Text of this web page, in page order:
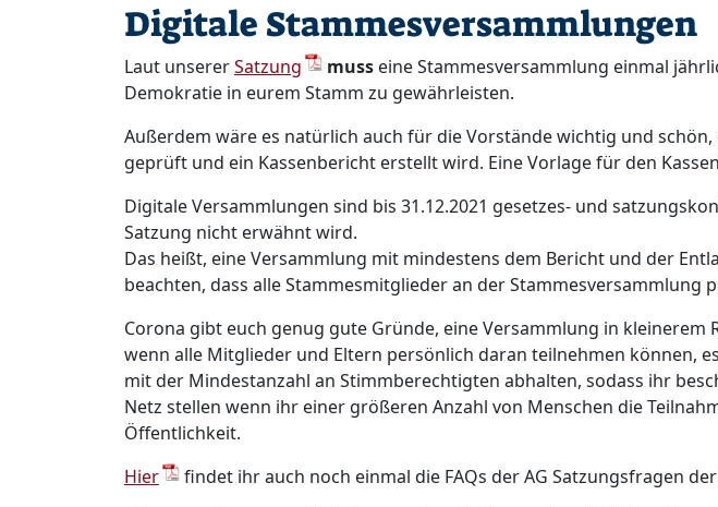
Digitale Stammesversammlungen
Laut unsererSatzung muss eine Stammesversammlung einmal
Demokratie in eurem Stamm zu gewährleisten.
Außerdem wäre es natürlich auch für die Vorstände wichtig und
geprüft und ein Kassenbericht erstellt wird. Eine Vorlage für den
Digitale Versammlungen sind bis 31.12.2021 gesetzes- und
Satzung nicht erwähnt wird.​
Das heißt, eine Versammlung mit mindestens dem Bericht und der
beachten, dass alle Stammesmitglieder an der
Corona gibt euch genug gute Gründe, eine Versammlung in
wenn alle Mitglieder und Eltern persönlich daran teilnehmen können,
mit der Mindestanzahl an Stimmberechtigten abhalten, sodass ihr
Netz stellen wenn ihr einer größeren Anzahl von Menschen die
Öffentlichkeit.
Hier
findet ihr auch noch einmal die FAQs der AG Satzungsfragen